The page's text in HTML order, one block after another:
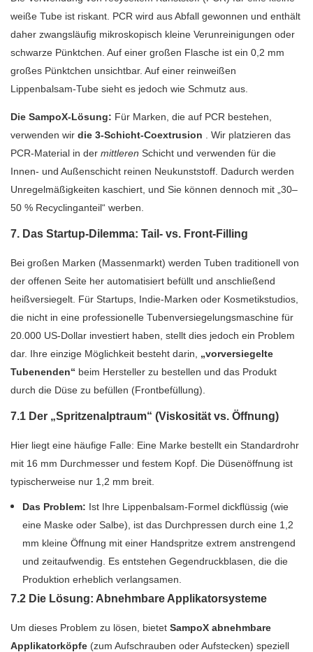
weiße Tube ist riskant. PCR wird aus Abfall gewonnen und enthält
daher zwangsläufig mikroskopisch kleine Verunreinigungen oder
schwarze Pünktchen. Auf einer großen Flasche ist ein 0,2 mm
großes Pünktchen unsichtbar. Auf einer reinweißen
Lippenbalsam-Tube sieht es jedoch wie Schmutz aus.
Die SampoX-Lösung: Für Marken, die auf PCR bestehen,
verwenden wir die 3-Schicht-Coextrusion . Wir platzieren das
PCR-Material in der mittleren Schicht und verwenden für die
Innen- und Außenschicht reinen Neukunststoff. Dadurch werden
Unregelmäßigkeiten kaschiert, und Sie können dennoch mit „30–
50 % Recyclinganteil“ werben.
7. Das Startup-Dilemma: Tail- vs. Front-Filling
Bei großen Marken (Massenmarkt) werden Tuben traditionell von
der offenen Seite her automatisiert befüllt und anschließend
heißversiegelt. Für Startups, Indie-Marken oder Kosmetikstudios,
die nicht in eine professionelle Tubenversiegelungsmaschine für
20.000 US-Dollar investiert haben, stellt dies jedoch ein Problem
dar. Ihre einzige Möglichkeit besteht darin, „vorversiegelte
Tubenenden“ beim Hersteller zu bestellen und das Produkt
durch die Düse zu befüllen (Frontbefüllung).
7.1 Der „Spritzenalptraum“ (Viskosität vs. Öffnung)
Hier liegt eine häufige Falle: Eine Marke bestellt ein Standardrohr
mit 16 mm Durchmesser und festem Kopf. Die Düsenöffnung ist
typischerweise nur 1,2 mm breit.
Das Problem: Ist Ihre Lippenbalsam-Formel dickflüssig (wie
eine Maske oder Salbe), ist das Durchpressen durch eine 1,2
mm kleine Öffnung mit einer Handspritze extrem anstrengend
und zeitaufwendig. Es entstehen Gegendruckblasen, die die
Produktion erheblich verlangsamen.
7.2 Die Lösung: Abnehmbare Applikatorsysteme
Um dieses Problem zu lösen, bietet SampoX abnehmbare
Applikatorköpfe (zum Aufschrauben oder Aufstecken) speziell